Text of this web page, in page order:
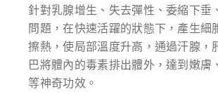
針對乳腺增生、失去彈性、委縮下垂
問題，在快速活躍的狀態下，產生細
擦熱，使局部溫度升高，通過汗腺，
巴將體內的毒素排出體外，達到嫩膚
等神奇功效。